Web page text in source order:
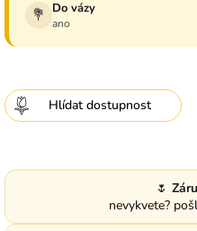
💐 Do vázy
ano
Hlídat
🌷
nevykvete?